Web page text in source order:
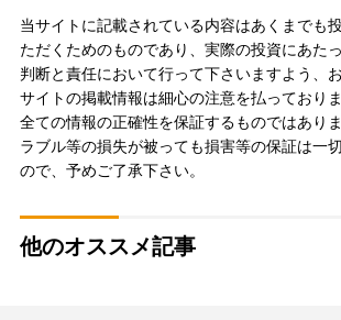
当サイトに記載されている内容はあくまでも
ただくためのものであり、実際の投資にあた
判断と責任において行って下さいますよう、
サイトの掲載情報は細心の注意を払っており
全ての情報の正確性を保証するものではあり
ラブル等の損失が被っても損害等の保証は一
ので、予めご了承下さい。
他のオススメ記事